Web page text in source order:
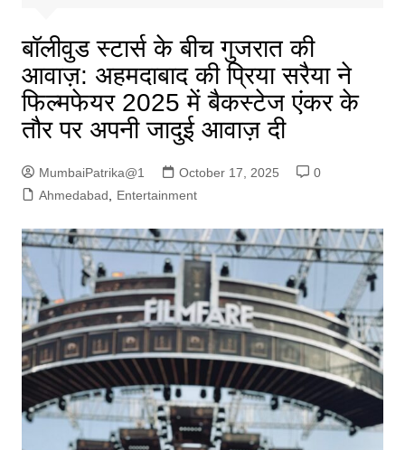
बॉलीवुड स्टार्स के बीच गुजरात की
आवाज़: अहमदाबाद की प्रिया सरैया ने
फिल्मफेयर 2025 में बैकस्टेज एंकर के
तौर पर अपनी जादुई आवाज़ दी
MumbaiPatrika@1 October 17, 2025
0
Ahmedabad
Entertainment